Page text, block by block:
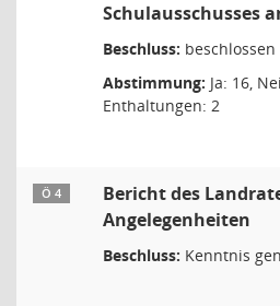
Schulausschusses
Beschluss: beschlossen
Abstimmung: Ja: 16,
Enthaltungen: 2
Ö 4
Bericht des
Angelegenheiten
Beschluss: Kenntnis